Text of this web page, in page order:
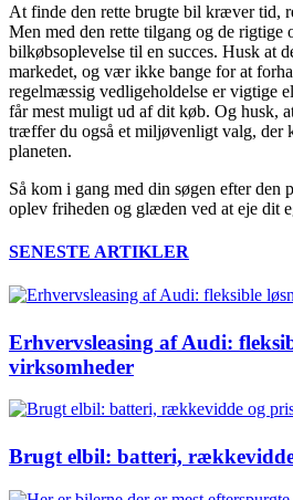
At finde den rette brugte bil kræver tid,
Men med den rette tilgang og de rigtige
bilkøbsoplevelse til en succes. Husk at
markedet, og vær ikke bange for at
regelmæssig vedligeholdelse er vigtige
får mest muligt ud af dit køb. Og husk,
træffer du også et miljøvenligt valg, der
planeten.
Så kom i gang med din søgen efter den
oplev friheden og glæden ved at eje dit
SENESTE ARTIKLER
Erhvervsleasing af Audi:
virksomheder
Brugt elbil: batteri,